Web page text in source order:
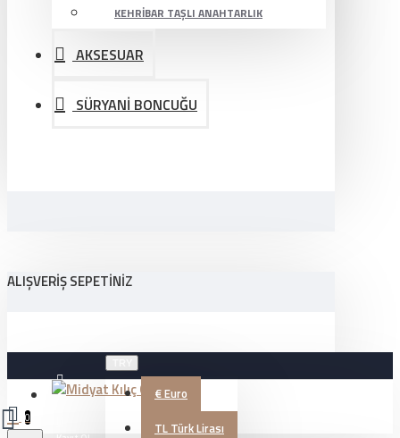
KEHRIBAR TAŞLI ANAHTARLIK
AKSESUAR
SÜRYANİ BONCUĞU
ALIŞVERIŞ SEPETINIZ
Üye Girişi €Euro
TL Türk Lirası
0